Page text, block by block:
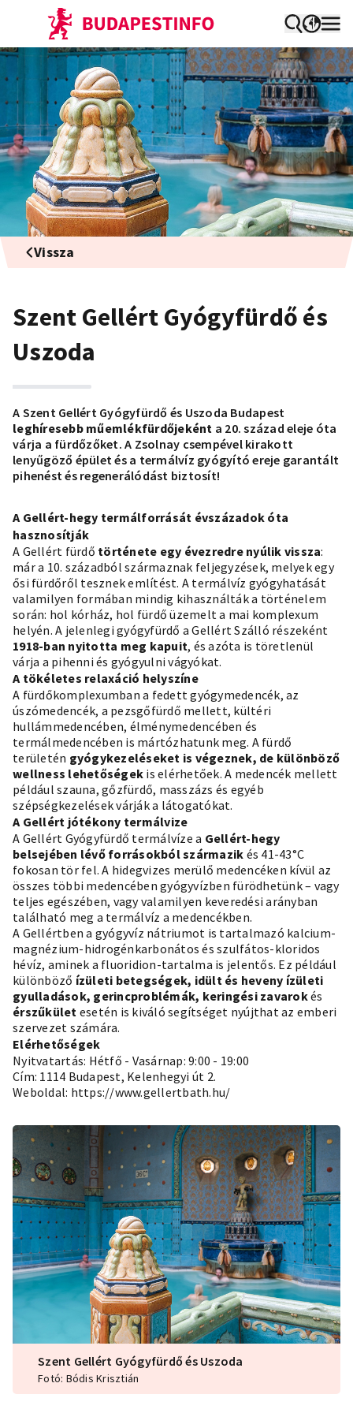
Vissza
Szent Gellért Gyógyfürdő és
Uszoda
A Szent Gellért Gyógyfürdő és Uszoda Budapest
leghíresebb műemlékfürdőjeként a 20. század eleje óta
várja a fürdőzőket. A Zsolnay csempével kirakott
lenyűgöző épület és a termálvíz gyógyító ereje garantált
pihenést és regenerálódást biztosít!
A Gellért-hegy termálforrását évszázadok óta
hasznosítják
A Gellért fürdő története egy évezredre nyúlik vissza:
már a 10. századból származnak feljegyzések, melyek egy
ősi fürdőről tesznek említést. A termálvíz gyógyhatását
valamilyen formában mindig kihasználták a történelem
során: hol kórház, hol fürdő üzemelt a mai komplexum
helyén. A jelenlegi gyógyfürdő a Gellért Szálló részeként
1918-ban nyitotta meg kapuit, és azóta is töretlenül
várja a pihenni és gyógyulni vágyókat.
A tökéletes relaxáció helyszíne
A fürdőkomplexumban a fedett gyógymedencék, az
úszómedencék, a pezsgőfürdő mellett, kültéri
hullámmedencében, élménymedencében és
termálmedencében is mártózhatunk meg. A fürdő
területén gyógykezeléseket is végeznek, de különböző
wellness lehetőségek is elérhetőek. A medencék mellett
például szauna, gőzfürdő, masszázs és egyéb
szépségkezelések várják a látogatókat.
A Gellért jótékony termálvize
A Gellért Gyógyfürdő termálvíze a Gellért-hegy
belsejében lévő forrásokból származik és 41-43°C
fokosan tör fel. A hidegvizes merülő medencéken kívül az
összes többi medencében gyógyvízben fürödhetünk – vagy
teljes egészében, vagy valamilyen keveredési arányban
található meg a termálvíz a medencékben.
A Gellértben a gyógyvíz nátriumot is tartalmazó kalcium-
magnézium-hidrogénkarbonátos és szulfátos-kloridos
hévíz, aminek a fluoridion-tartalma is jelentős. Ez például
különböző ízületi betegségek, idült és heveny ízületi
gyulladások, gerincproblémák, keringési zavarokés
érszűkület esetén is kiváló segítséget nyújthat az emberi
szervezet számára.
Elérhetőségek
Nyitvatartás: Hétfő - Vasárnap: 9:00 - 19:00
Cím: 1114 Budapest, Kelenhegyi út 2.
Weboldal: https://www.gellertbath.hu/
Szent Gellért Gyógyfürdő és Uszoda
Fotó: Bódis Krisztián